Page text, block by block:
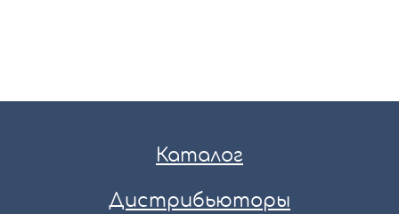
Каталог
Дистрибьюторы